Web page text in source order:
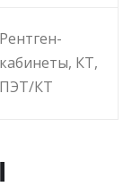
Рентген-
кабинеты, КТ,
ПЭТ/КТ